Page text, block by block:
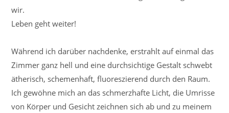
wir.
Leben geht weiter!
Während ich darüber nachdenke, erstrahlt auf einmal das
Zimmer ganz hell und eine durchsichtige Gestalt schwebt
ätherisch, schemenhaft, fluoreszierend durch den Raum.
Ich gewöhne mich an das schmerzhafte Licht, die Umrisse
von Körper und Gesicht zeichnen sich ab und zu meinem